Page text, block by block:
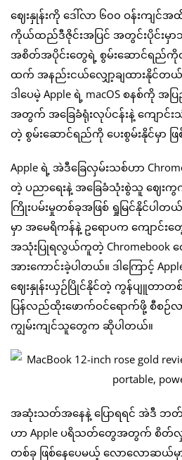
ဈေးနှုန်းကို ဒေါ်လာ ၆၀၀ ဝန်းကျင်
ကိုယ်ထည်ဒီဇိုင်းအပြင် အတွင်းပိုင်းမှာသုံ
အစိတ်အပိုင်းတွေရဲ့ စွမ်းဆောင်ရည်
ထက် အနည်းငယ်လျှော့ချထားနိုင်တယ်
ဒါပေမဲ့ Apple ရဲ့ macOS စနစ်ကို အ
အတွက် အခြေခံရုံးလုပ်ငန်းနဲ့ ကျော
တဲ့ စွမ်းဆောင်ရည်ကို ပေးစွမ်းနိုင်မှာ ဖ
Apple ရဲ့ အဲဒီခြေလှမ်းသစ်ဟာ
တဲ့ ပညာရေးနဲ့ အခြေခံသုံးစွဲသူ ဈေ
ကြိုးပမ်းမှုတစ်ခုအဖြစ် ရှုမြင်နိုင်ပ
မှာ အမေရိကန်နဲ့ ဥရောပက ကျောင်းတွ
အသုံးပြုရလွယ်ကူတဲ့ Chromebook
အားကောင်းခဲ့ပါတယ်။ ဒါကြောင့်
ဈေးနှုန်းယှဉ်ပြိုင်နိုင်တဲ့ ကွန်ပျူတာတ
ပြန်လည်ထိုးဖောက်ဝင်ရောက်ဖို့ စီစဉ်
ကျွမ်းကျင်သူတွေက ဆိုပါတယ်။
အဆုံးသတ်အနေနဲ့ ပြောရရင် အဲဒီ ဘတ်
ဟာ Apple ပရိသတ်တွေအတွက် စိတ်လှုပ်
တစ်ခု ဖြစ်နေပေမယ့် လောလောဆယ်